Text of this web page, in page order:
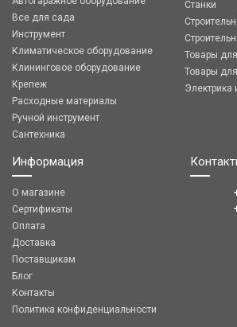
Все для сада
Инструмент
Климатическое оборудование
Клининговое оборудование
Крепеж
Расходные материалы
Ручной инструмент
Сантехника
Станки
Товары
Товары
Электрика
Информация
О магазине
Сертификаты
Оплата
Доставка
Поставщикам
Блог
Контакты
Политика конфиденциальности